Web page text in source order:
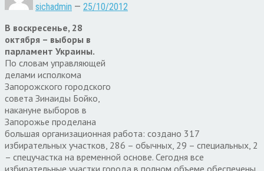
sichadmin — 25/10/2012
В воскресенье, 28
октября – выборы в
парламент Украины.
По словам управляющей
делами исполкома
Запорожского городского
совета Зинаиды Бойко,
накануне выборов в
Запорожье проделана
большая организационная работа: создано 317
избирательных участков, 286 – обычных, 29 – специальных, 2
– спецучастка на временной основе. Сегодня все
избирательные участки города в полном объеме обеспечены